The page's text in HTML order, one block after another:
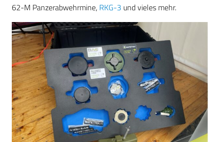
62-M Panzerabwehrmine, RKG-3 und vieles mehr.